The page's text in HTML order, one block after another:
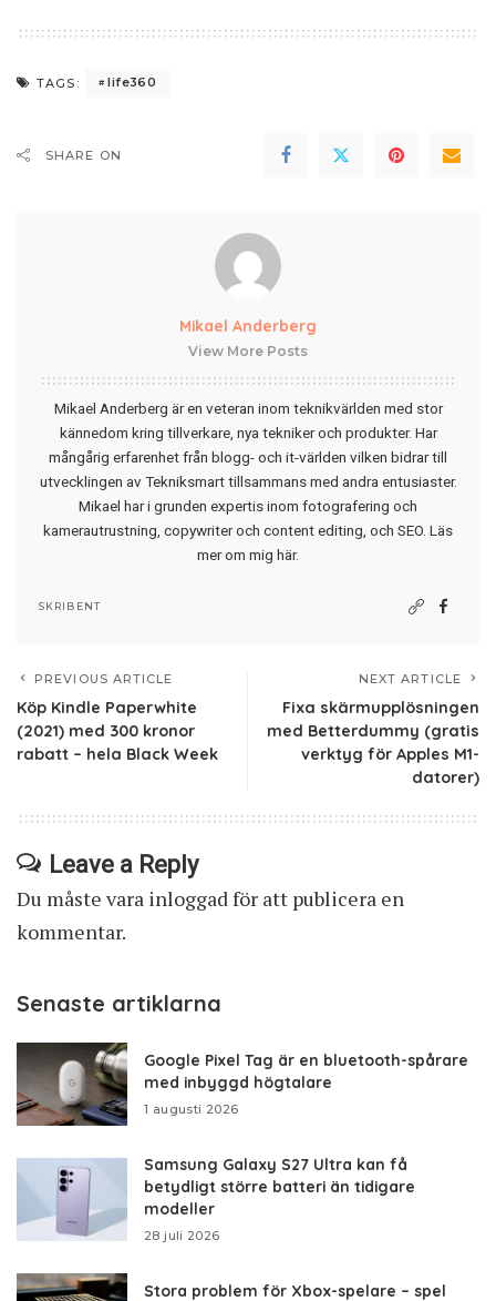
TAGS: life360
SHARE ON
Mikael Anderberg
View More Posts
Mikael Anderberg är en veteran inom teknikvärlden med stor
kännedom kring tillverkare, nya tekniker och produkter. Har
mångårig erfarenhet från blogg- och it-världen vilken bidrar till
utvecklingen av Tekniksmart tillsammans med andra entusiaster.
Mikael har i grunden expertis inom fotografering och
kamerautrustning, copywriter och content editing, och SEO. Läs
mer om mig här.
SKRIBENT
PREVIOUS ARTICLE
Köp Kindle Paperwhite
(2021) med 300 kronor
rabatt – hela Black Week
NEXT ARTICLE
Fixa skärmupplösningen
med Betterdummy (gratis
verktyg för Apples M1-
datorer)
Leave a Reply
Du måste vara inloggad för att publicera en
kommentar.
Senaste artiklarna
Google Pixel Tag är en bluetooth-spårare
med inbyggd högtalare
1 augusti 2026
Samsung Galaxy S27 Ultra kan få
betydligt större batteri än tidigare
modeller
28 juli 2026
Stora problem för Xbox-spelare – spel